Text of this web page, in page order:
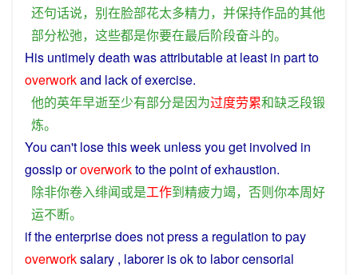
还句话说， 别在脸部花太多精力， 并保持作品的其他
部分松弛， 这些都是你要在最后阶段奋斗的。
His untimely death wasattributableat least in partto
overworkand lackofexercise.
他的英年早逝至少有部分是因为过度劳累和缺乏段锻
炼。
You can't lose thisweek unlessyou get involved in
gossiporoverworktothe point ofexhaustion.
除非你卷入绯闻或是工作到精疲力竭， 否则你本周好
运不断。
iftheenterprisedoes notpressa regulation topay
overworksalary , laborerisokto laborcensorial